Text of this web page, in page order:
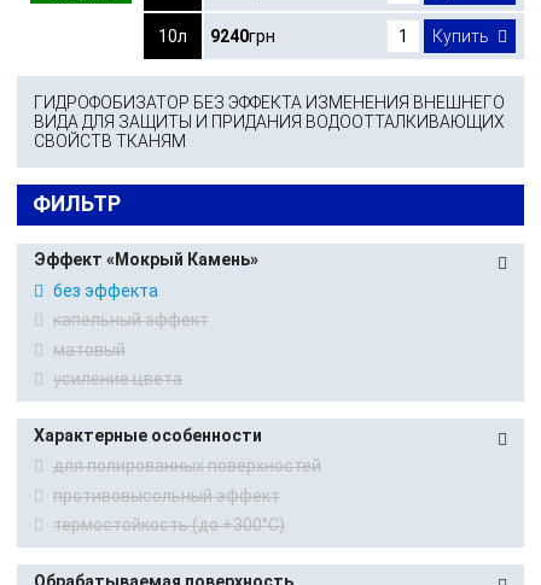
10л 9240грн Купить
ГИДРОФОБИЗАТОР БЕЗ ЭФФЕКТА ИЗМЕНЕНИЯ ВНЕШНЕГО
ВИДА ДЛЯ ЗАЩИТЫ И ПРИДАНИЯ ВОДООТТАЛКИВАЮЩИХ
СВОЙСТВ ТКАНЯМ
ФИЛЬТР
Эффект «Мокрый Камень»
без эффекта
капельный эффект
матовый
усиление цвета
Характерные особенности
для полированных поверхностей
противовысольный эффект
термостойкость (до +300°С)
Обрабатываемая поверхность